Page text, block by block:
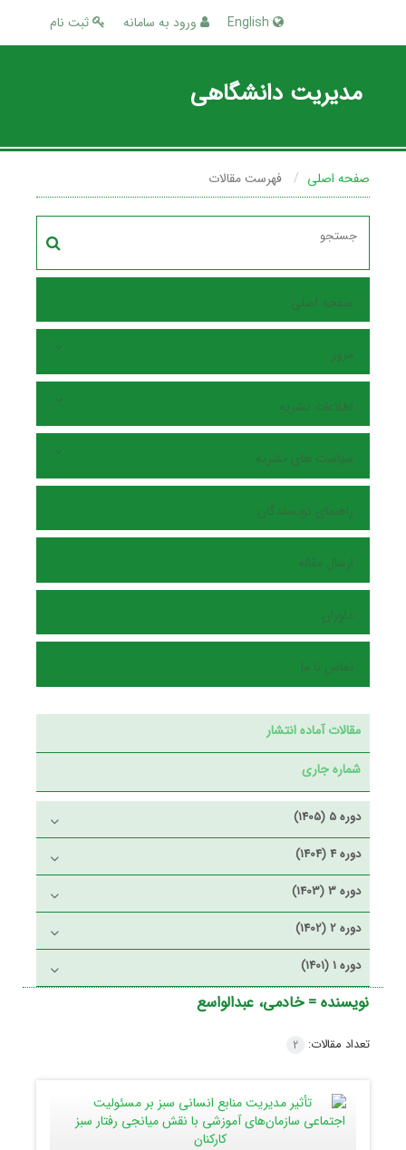
ثبت نام ورود به سامانه
مدیریت دانشگاهی
صفحه اصلی فهرست مقالات
صفحه اصلی
مرور
اطلاعات نشریه
سیاست های نشریه
راهنمای نویسندگان
ارسال مقاله
داوران
تماس با ما
مقالات آماده انتشار
شماره جاری
دوره 5 (1405)
دوره 4 (1404)
دوره 3 (1403)
دوره 2 (1402)
دوره 1 (1401)
نویسنده =خادمی، عبدالواسع
تعداد مقالات: 2